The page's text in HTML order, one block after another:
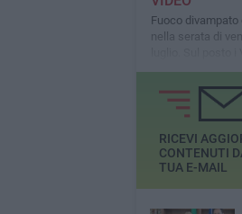
Fuoco divampato
nella serata di
Fuoco
RICEVI
CONTENUTI
TUA E-MAIL